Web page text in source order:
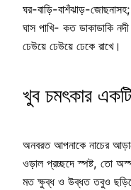
ঘর-বাড়ি-বাশঁঝাড়-
ঘাস পাখি- কত ডাকাডাকি
ঢেউয়ে ঢেউয়ে ঢেকে রাখে।
খুব চমৎকার
অনবরত আপনাকে নাচের
ওড়াল প্রচ্ছদে স্পষ্ট, তো
মত ক্ষুব্ধ ও উব্ধত তবুও